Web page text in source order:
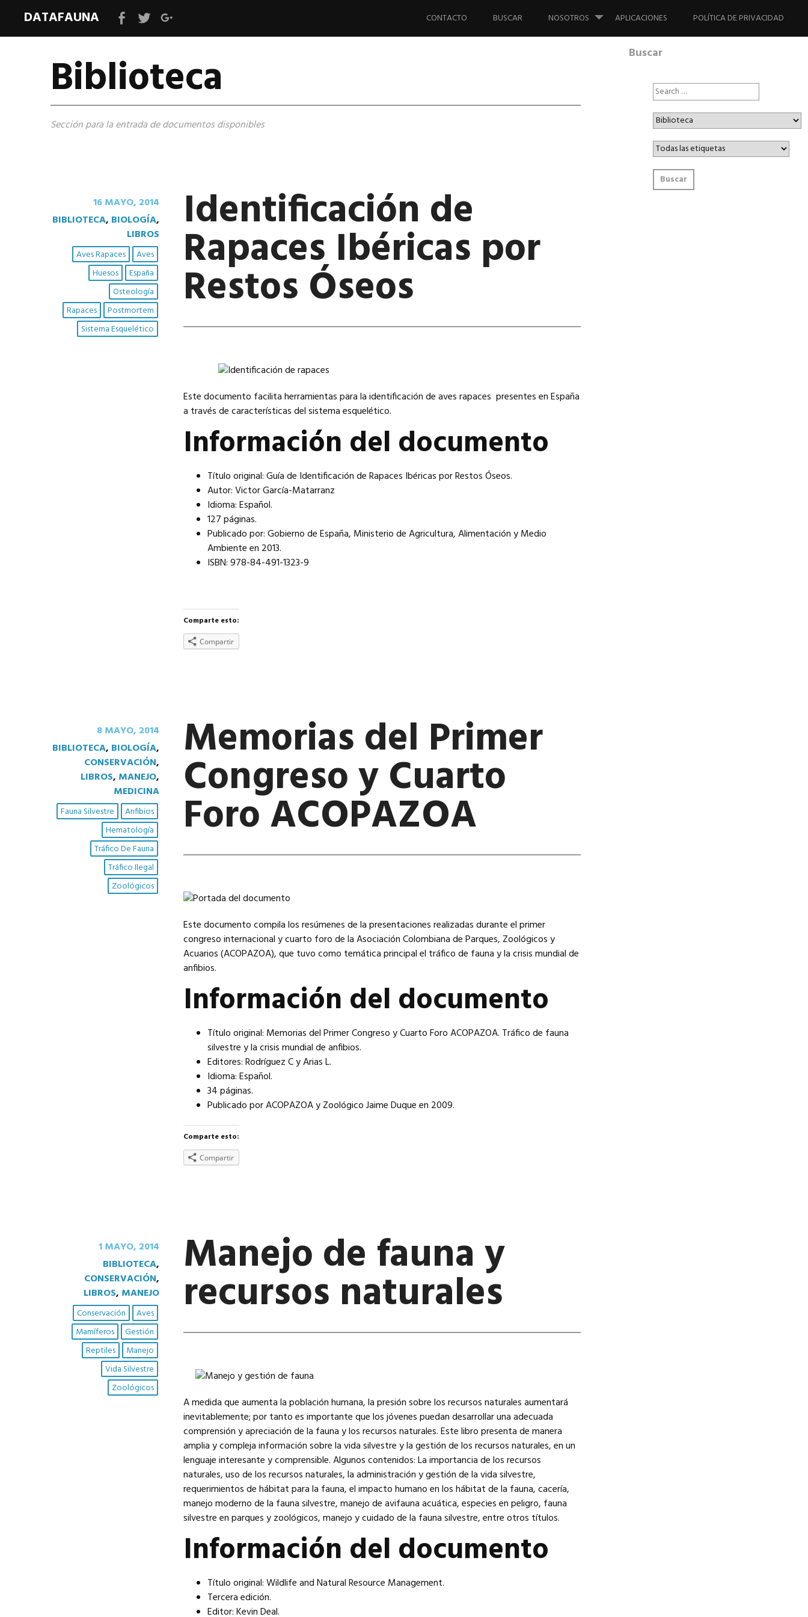
DATAFAUNA
al
CONTACTO BUSCAR NOSOTROS APLICACIONES POLÍTICA DE PRIVACIDAD
Biblioteca
Sección para la entrada de documentos disponibles
16 MAYO, 2014
BIBLIOTECA, BIOLOGÍA,
LIBROS
Aves
Aves Rapaces
España
Huesos
Osteología
Postmortem
Rapaces
Sistema Esquelético
Identificación de
Rapaces Ibéricas por
Restos Óseos
Este documento facilita herramientas para la identificación de aves rapaces presentes en España
a través de características del sistema esquelético.
Información del documento
Título original: Guía de Identificación de Rapaces Ibéricas por Restos Óseos.
Autor: Victor García-Matarranz
Idioma: Español.
127 páginas.
Publicado por: Gobierno de España, Ministerio de Agricultura, Alimentación y Medio
Ambiente en 2013.
ISBN: 978-84-491-1323-9
Comparte esto:
Compartir
8 MAYO, 2014
BIBLIOTECA, BIOLOGÍA,
CONSERVACIÓN,
LIBROS, MANEJO,
MEDICINA
Anfibios
Fauna Silvestre
Hematología
Tráfico De Fauna
Tráfico Ilegal
Zoológicos
Memorias del Primer
Congreso y Cuarto
Foro ACOPAZOA
Este documento compila los resúmenes de la presentaciones realizadas durante el primer
congreso internacional y cuarto foro de la Asociación Colombiana de Parques, Zoológicos y
Acuarios (ACOPAZOA), que tuvo como temática principal el tráfico de fauna y la crisis mundial de
anfibios.
Información del documento
Título original: Memorias del Primer Congreso y Cuarto Foro ACOPAZOA. Tráfico de fauna
silvestre y la crisis mundial de anfibios.
Editores: Rodríguez C y Arias L.
Idioma: Español.
34 páginas.
Publicado por ACOPAZOA y Zoológico Jaime Duque en 2009.
Comparte esto:
Compartir
1 MAYO, 2014
BIBLIOTECA,
CONSERVACIÓN,
LIBROS, MANEJO
Aves
Conservación
Gestión
Mamíferos
Manejo
Reptiles
Vida Silvestre
Zoológicos
Manejo de fauna y
recursos naturales
A medida que aumenta la población humana, la presión sobre los recursos naturales aumentará
inevitablemente; por tanto es importante que los jóvenes puedan desarrollar una adecuada
comprensión y apreciación de la fauna y los recursos naturales. Este libro presenta de manera
amplia y compleja información sobre la vida silvestre y la gestión de los recursos naturales, en un
lenguaje interesante y comprensible. Algunos contenidos: La importancia de los recursos
naturales, uso de los recursos naturales, la administración y gestión de la vida silvestre,
requerimientos de hábitat para la fauna, el impacto humano en los hábitat de la fauna, cacería,
manejo moderno de la fauna silvestre, manejo de avifauna acuática, especies en peligro, fauna
silvestre en parques y zoológicos, manejo y cuidado de la fauna silvestre, entre otros títulos.
Información del documento
Título original: Wildlife and Natural Resource Management.
Tercera edición.
Editor: Kevin Deal.
Buscar